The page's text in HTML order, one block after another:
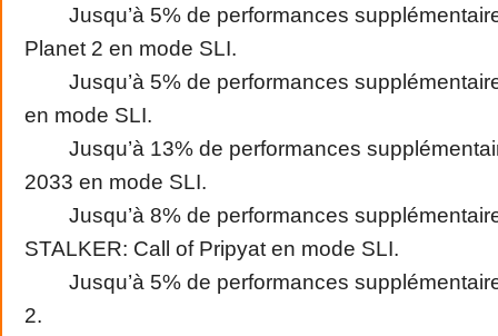
Jusqu’à 5% de performances
Planet 2 en mode SLI.
Jusqu’à 5% de performances
en mode SLI.
Jusqu’à 13% de performances
2033 en mode SLI.
Jusqu’à 8% de performances
STALKER: Call of Pripyat en mode SLI.
Jusqu’à 5% de performances
2.